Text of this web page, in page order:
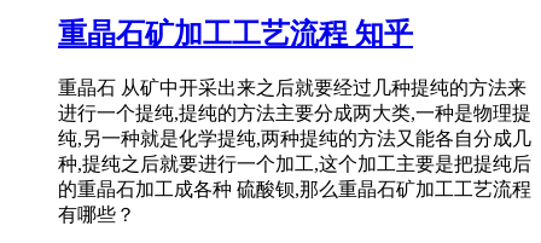
重晶石矿加工工艺流程 知乎
重晶石 从矿中开采出来之后就要经过几种提纯的方法来
进行一个提纯,提纯的方法主要分成两大类,一种是物理提
纯,另一种就是化学提纯,两种提纯的方法又能各自分成几
种,提纯之后就要进行一个加工,这个加工主要是把提纯后
的重晶石加工成各种 硫酸钡,那么重晶石矿加工工艺流程
有哪些？